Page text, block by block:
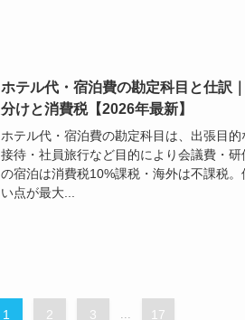
ホテル代・宿泊費の勘定科目と仕訳
分けと消費税【2026年最新】
ホテル代・宿泊費の勘定科目は、出張目
接待・社員旅行など目的により会議費・
の宿泊は消費税10%課税・海外は不課税
い点が最大...
1 2 3 ... 17